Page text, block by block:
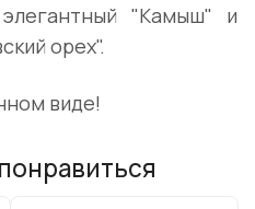
"Камыш" и
орех".
виде!